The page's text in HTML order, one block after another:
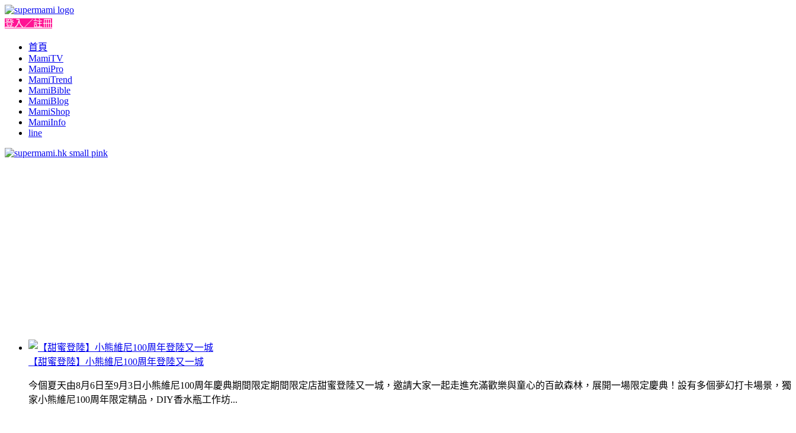
登入／註冊
首頁
MamiTV
MamiPro
MamiTrend
MamiBible
MamiBlog
MamiShop
MamiInfo
line
【甜蜜登陸】小熊維尼100周年登陸又一城
今個夏天由8月6日至9月3日小熊維尼100周年慶典期間限定期間限定店甜蜜登陸又一城，邀請大家一起走進充滿歡樂與童心的百畝森林，展開一場限定慶典！設有多個夢幻打卡場景，獨
家小熊維尼100周年限定精品，DIY香水瓶工作坊...